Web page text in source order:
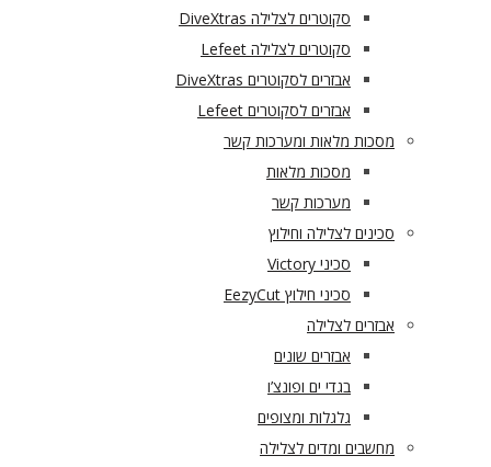
סקוטרים לצלילה DiveXtras
סקוטרים לצלילה Lefeet
אבזרים לסקוטרים DiveXtras
אבזרים לסקוטרים Lefeet
מסכות מלאות ומערכות קשר
מסכות מלאות
מערכות קשר
סכינים לצלילה וחילוץ
סכיני Victory
סכיני חילוץ EezyCut
אבזרים לצלילה
אבזרים שונים
בגדי ים ופונצ’ו
גלגלות ומצופים
מחשבים ומדים לצלילה